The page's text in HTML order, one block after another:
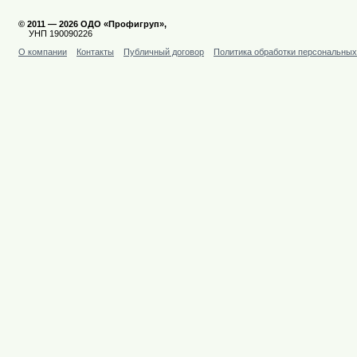
© 2011 — 2026 ОДО «Профигруп»,
УНП 190090226
О компании
Контакты Публичный договор Политика обработки